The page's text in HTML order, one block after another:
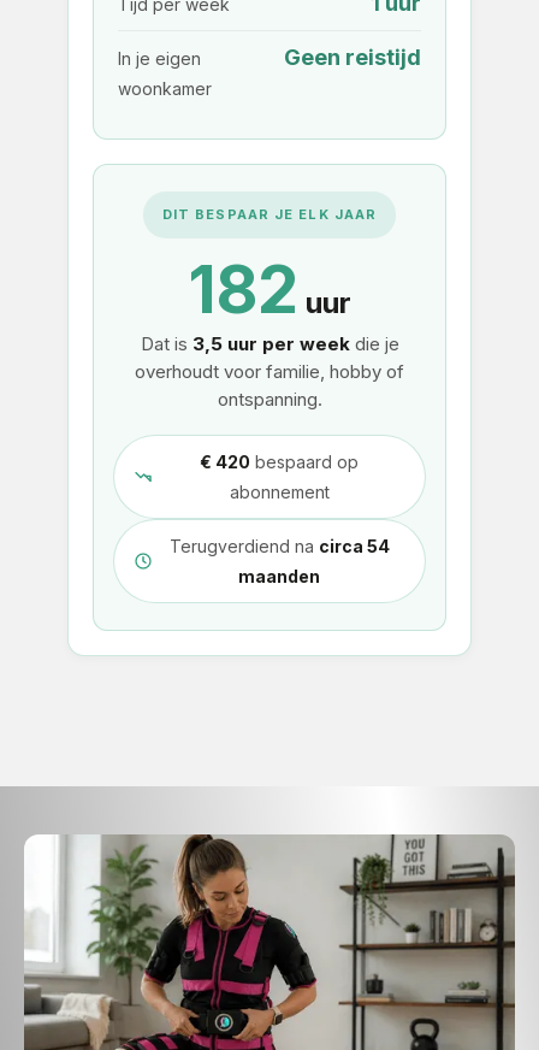
In je eigen
woonkamer
Geen reistijd
DIT BESPAAR JE ELK JAAR
182 uur
Dat is 3,5 uur per weekdie je
overhoudt voor familie, hobby of
ontspanning.
€ 420 bespaard op
abonnement
Terugverdiend na circa 54
maanden